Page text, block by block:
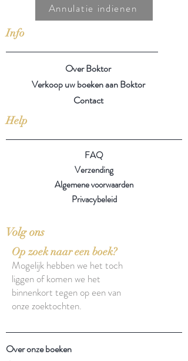
Annulatie indienen
Info
Over Boktor
Verkoop uw boeken aan Boktor
Contact
Help
FAQ
Verzending
Algemene voorwaarden
Privacybeleid
Volg ons
Op zoek naar een boek?
Mogelijk hebben we het toch
liggen of komen we het
binnenkort tegen op een van
onze zoektochten.
Over onze boeken